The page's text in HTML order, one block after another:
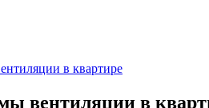
в квартире
вентиляции в